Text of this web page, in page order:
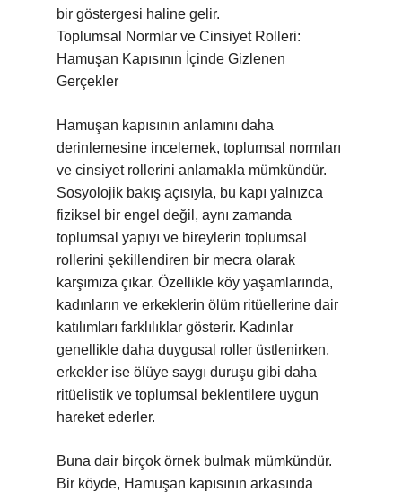
bir göstergesi haline gelir.
Toplumsal Normlar ve Cinsiyet Rolleri:
Hamuşan Kapısının İçinde Gizlenen
Gerçekler
Hamuşan kapısının anlamını daha
derinlemesine incelemek, toplumsal normları
ve cinsiyet rollerini anlamakla mümkündür.
Sosyolojik bakış açısıyla, bu kapı yalnızca
fiziksel bir engel değil, aynı zamanda
toplumsal yapıyı ve bireylerin toplumsal
rollerini şekillendiren bir mecra olarak
karşımıza çıkar. Özellikle köy yaşamlarında,
kadınların ve erkeklerin ölüm ritüellerine dair
katılımları farklılıklar gösterir. Kadınlar
genellikle daha duygusal roller üstlenirken,
erkekler ise ölüye saygı duruşu gibi daha
ritüelistik ve toplumsal beklentilere uygun
hareket ederler.
Buna dair birçok örnek bulmak mümkündür.
Bir köyde, Hamuşan kapısının arkasında